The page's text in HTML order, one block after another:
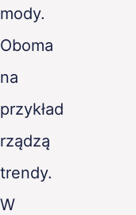
mody.
Oboma
na
przykład
rządzą
trendy.
W